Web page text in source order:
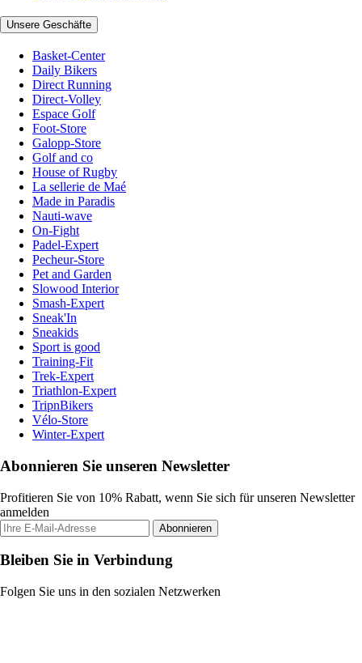
Unsere Geschäfte
Basket-Center
Daily Bikers
Direct Running
Direct-Volley
Espace Golf
Foot-Store
Galopp-Store
Golf and co
House of Rugby
La sellerie de Maé
Made in Paradis
Nauti-wave
On-Fight
Padel-Expert
Pecheur-Store
Pet and Garden
Slowood Interior
Smash-Expert
Sneak'In
Sneakids
Sport is good
Training-Fit
Trek-Expert
Triathlon-Expert
TripnBikers
Vélo-Store
Winter-Expert
Abonnieren Sie unseren Newsletter
Profitieren Sie von 10% Rabatt, wenn Sie sich für unseren Newsletter
anmelden
Abonnieren
Bleiben Sie in Verbindung
Folgen Sie uns in den sozialen Netzwerken